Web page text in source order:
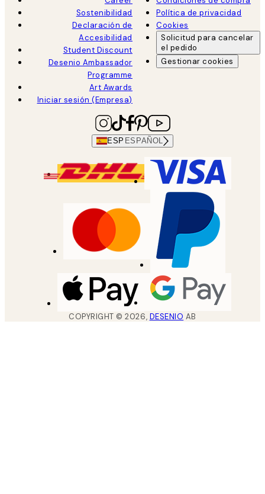
Sostenibilidad
Declaración de
Accesibilidad
Student Discount
Desenio Ambassador
Programme
Art Awards
Iniciar sesión (Empresa)
Política de privacidad
Cookies
Solicitud para cancelar
el pedido
Gestionar cookies
ESP ESPAÑOL
COPYRIGHT ©2026, DESENIO AB